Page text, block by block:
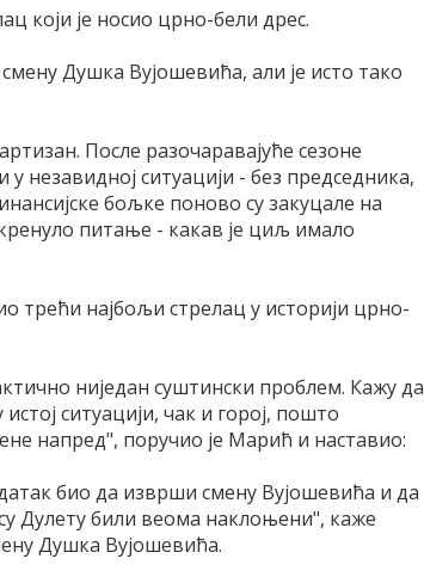
који је носио црно-бели дрес.
Душка Вујошевића, али је исто тако
После разочаравајуће сезоне
незавидној ситуацији - без председника,
бољке поново су закуцале на
питање - какав је циљ имало
трећи најбољи стрелац у историји црно-
ниједан суштински проблем. Кажу да
ситуацији, чак и горој, пошто
напред", поручио је Марић и наставио:
био да изврши смену Вујошевића и да
Дулету били веома наклоњени", каже
Душка Вујошевића.